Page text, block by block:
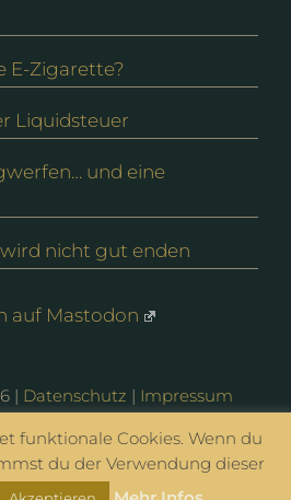
E-Zigarette?
Liquidsteuer
und eine
wird nicht gut enden
auf Mastodon
| Datenschutz | Impressum
funktionale Cookies. Wenn du
du der Verwendung dieser